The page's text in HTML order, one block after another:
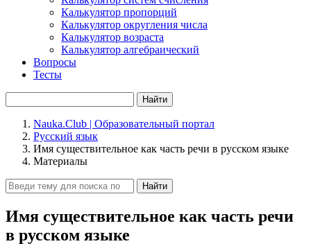
Калькулятор пропорций
Калькулятор округления числа
Калькулятор возраста
Калькулятор алгебраический
Вопросы
Тесты
Найти
Nauka.Club | Образовательный портал
Русский язык
Имя существительное как часть речи в русском языке
Материалы
Найти
Имя существительное как часть речи
в русском языке